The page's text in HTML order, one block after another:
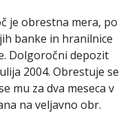
je obrestna mera, po
banke in hranilnice
Dolgoročni depozit
2004. Obrestuje se
mu za dva meseca v
na veljavno obr.